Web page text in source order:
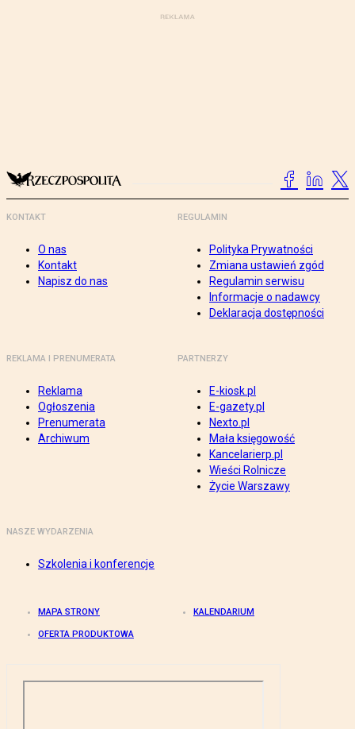
KONTAKT
O nas
Kontakt
Napisz do nas
REGULAMIN
Polityka Prywatności
Zmiana ustawień zgód
Regulamin serwisu
Informacje o nadawcy
Deklaracja dostępności
REKLAMA I PRENUMERATA
Reklama
Ogłoszenia
Prenumerata
Archiwum
PARTNERZY
E-kiosk.pl
E-gazety.pl
Nexto.pl
Mała księgowość
Kancelarierp.pl
Wieści Rolnicze
Życie Warszawy
NASZE WYDARZENIA
Szkolenia i konferencje
MAPA STRONY KALENDARIUM
OFERTA PRODUKTOWA